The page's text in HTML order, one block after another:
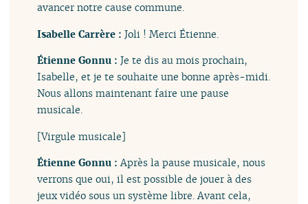
avancer notre cause commune.
Isabelle Carrère :Joli ! Merci Étienne.
Étienne Gonnu :Je te dis au mois prochain,
Isabelle, et je te souhaite une bonne après-midi.
Nous allons maintenant faire une pause
musicale.
[Virgule musicale]
Étienne Gonnu :Après la pause musicale, nous
verrons que oui, il est possible de jouer à des
jeux vidéo sous un système libre. Avant cela,